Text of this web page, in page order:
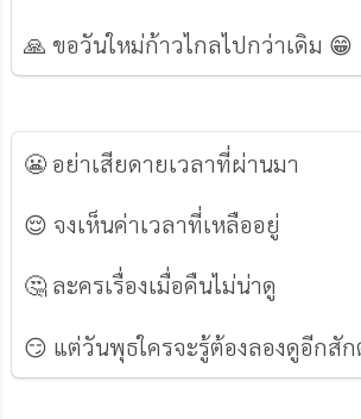
🙏 ขอวันใหม่ก้าวไกลไปกว่าเดิม 😁
😬 อย่าเสียดายเวลาที่ผ่านมา
😌 จงเห็นค่าเวลาที่เหลืออยู่
🤔 ละครเรื่องเมื่อคืนไม่น่าดู
😏 แต่วันพุธใครจะรู้ต้องลองดูอีกสั